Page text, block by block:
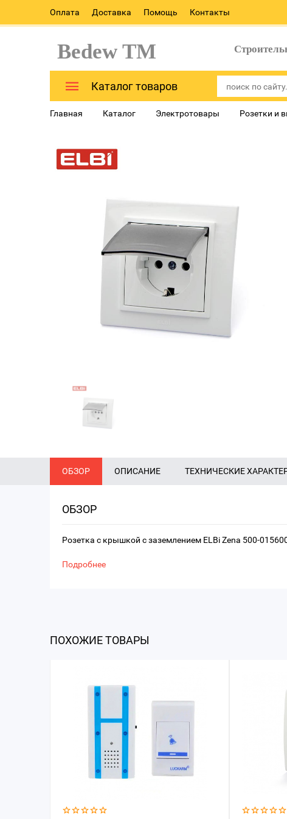
Оплата Доставка Помощь Контакты
Bedew TM
Каталог товаров
Главная Каталог Электротовары Розетки и
ОБЗОР ОПИСАНИЕ ТЕХНИЧЕСКИЕ
ОБЗОР
Розетка с крышкой с заземлением ELBi Zena 500-
Подробнее
ПОХОЖИЕ ТОВАРЫ